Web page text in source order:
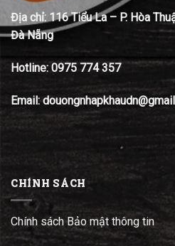
Địa chỉ: 116 Tiểu La – P. Hòa
Đà Nẵng
Hotline: 0975 774 357
Email:
CHÍNH SÁCH
Chính sách Bảo mật thông tin